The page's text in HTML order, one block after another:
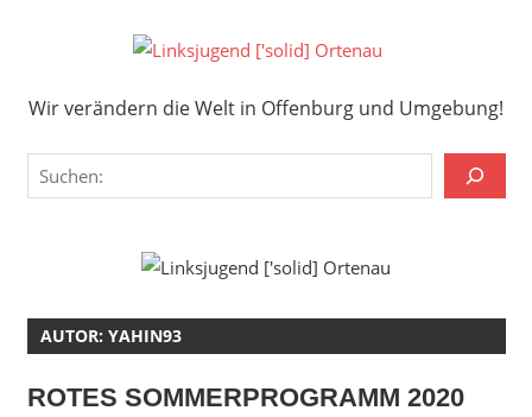
Wir verändern die Welt in Offenburg und Umgebung!
AUTOR: YAHIN93
ROTES SOMMERPROGRAMM 2020